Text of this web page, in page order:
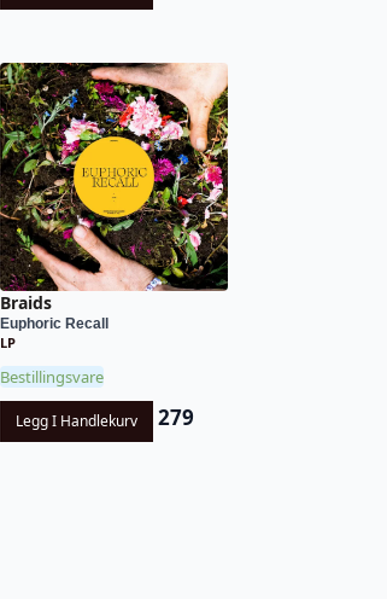
Braids
Euphoric Recall
LP
Bestillingsvare
Legg I Handlekurv 279